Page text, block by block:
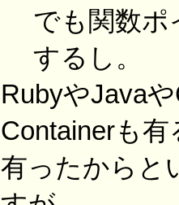
でも関数ポ
するし。
RubyやJava
Containerも
有ったからと